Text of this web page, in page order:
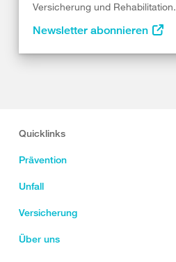
Versicherung und Rehabilitation.
Newsletter abonnieren
Quicklinks
Prävention
Unfall
Versicherung
Über uns